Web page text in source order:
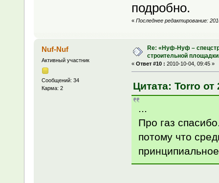
подробно.
« Последнее редактирование:
Nuf-Nuf
Активный участник
Сообщений: 34
Карма: 2
Re: «Нуф-Нуф –
строительной
« Ответ #10 : 2010-10-04, 09:45 »
Цитата: Torro от
...
Про газ
потому что